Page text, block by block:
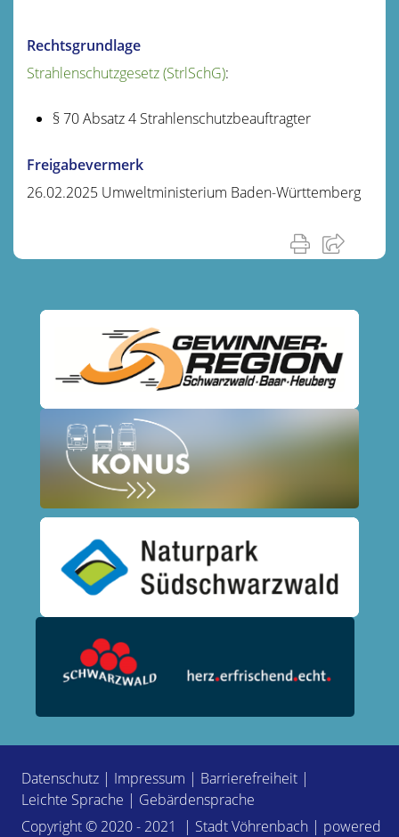
Rechtsgrundlage
Strahlenschutzgesetz (StrlSchG):
§ 70 Absatz 4 Strahlenschutzbeauftragter
Freigabevermerk
26.02.2025 Umweltministerium Baden-Württemberg
Datenschutz | Impressum | Barrierefreiheit |
Leichte Sprache | Gebärdensprache
Copyright © 2020 - 2021 | Stadt Vöhrenbach | powered